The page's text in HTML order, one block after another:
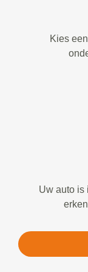
Kies
Uw auto is